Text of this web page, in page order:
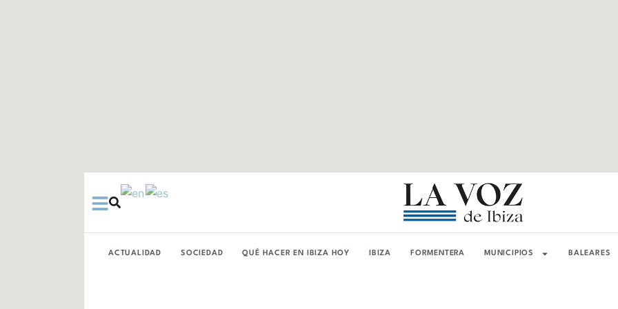
ACTUALIDAD SOCIEDAD QUÉ HACER EN IBIZA HOY IBIZA FORMENTERA MUNICIPIOS BALEARES